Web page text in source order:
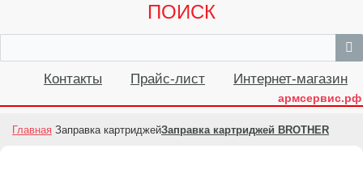
ПОИСК
Контакты Прайс-лист Интернет-магазин
армсервис.рф
Главная Заправка картриджейЗаправка картриджей BROTHER